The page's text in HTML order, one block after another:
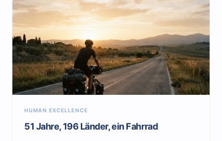
HUMAN EXCELLENCE
51 Jahre, 196 Länder, ein Fahrrad